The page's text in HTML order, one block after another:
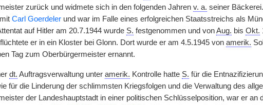
zurück und widmete sich in den folgenden Jahren v. a. seiner
Carl Goerdelerund war im Falle eines erfolgreichen Staatsstreichs als
auf Hitler am 20.7.1944 wurde S. festgenommen und vonAug. bis Okt.
er in ein Kloster bei Glonn. Dort wurde er am 4.5.1945 von amerik.
Tag zum Oberbürgermeister ernannt.
dt. Auftragsverwaltung unter amerik. Kontrolle hatte S. für die
für die Linderung der schlimmsten Kriegsfolgen und die Verwaltung des
der Landeshauptstadt in einer politischen Schlüsselposition, war er an